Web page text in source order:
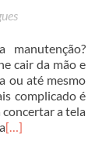
cair da mão e
ou até mesmo
complicado é
a tela
[…]